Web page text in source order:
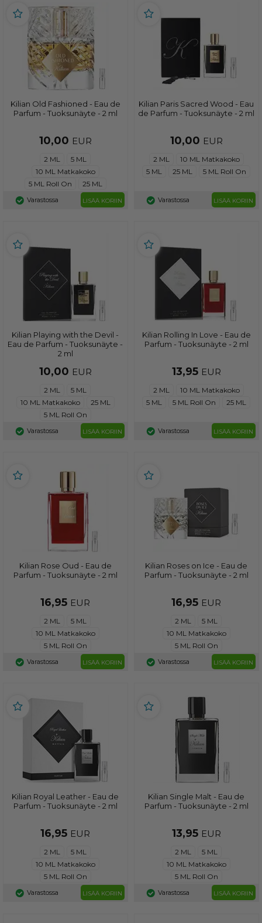
Kilian Old Fashioned - Eau de
Parfum - Tuoksunäyte - 2 ml
10,00 EUR
2 ML
5 ML
10 ML Matkakoko
5 ML Roll On
25 ML
Varastossa LISÄÄ KORIIN
Kilian Paris Sacred Wood - Eau
de Parfum - Tuoksunäyte - 2 ml
10,00 EUR
2 ML
10 ML Matkakoko
5 ML
25 ML 5 ML Roll On
Varastossa LISÄÄ KORIIN
Kilian Playing with the Devil -
Eau de Parfum - Tuoksunäyte -
2 ml
10,00 EUR
2 ML
5 ML
10 ML Matkakoko
25 ML
5 ML Roll On
Varastossa LISÄÄ KORIIN
Kilian Rolling In Love - Eau de
Parfum - Tuoksunäyte - 2 ml
13,95 EUR
2 ML
10 ML Matkakoko
5 ML
5 ML Roll On 25 ML
Varastossa LISÄÄ KORIIN
Kilian Rose Oud - Eau de
Parfum - Tuoksunäyte - 2 ml
16,95 EUR
2 ML
5 ML
10 ML Matkakoko
5 ML Roll On
Varastossa LISÄÄ KORIIN
Kilian Roses on Ice - Eau de
Parfum - Tuoksunäyte - 2 ml
16,95 EUR
2 ML
5 ML
10 ML Matkakoko
5 ML Roll On
Varastossa LISÄÄ KORIIN
Kilian Royal Leather - Eau de
Parfum - Tuoksunäyte - 2 ml
16,95 EUR
2 ML
5 ML
10 ML Matkakoko
5 ML Roll On
Varastossa LISÄÄ KORIIN
Kilian Single Malt - Eau de
Parfum - Tuoksunäyte - 2 ml
13,95 EUR
2 ML
5 ML
10 ML Matkakoko
5 ML Roll On
Varastossa LISÄÄ KORIIN